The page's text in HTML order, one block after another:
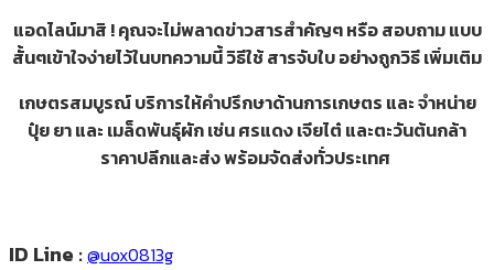
แอดไลน์มาสิ ! คุณจะไม่พลาดข่าวสารสำคัญๆ หรือ สอบถาม แบบ
สั้นๆเข้าใจง่ายไว้ในบทความนี้ วิธีใช้ สารจับใบ อย่างถูกวิธี เพิ่มเติม
เกษตรสมบูรณ์ บริการให้คำปรึกษาด้านการเกษตร และ จำหน่าย
ปุ๋ย ยา และ เมล็ดพันธุ์ผัก เช่น ศรแดง เจียไต๋ และตะวันต้นกล้า
ราคาปลีกและส่งพร้อมจัดส่งทั่วประเทศ
ID Line :@uox0813g